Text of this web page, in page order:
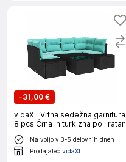
-31,00 €
vidaXL Vrtna sedežna garnitura
8 pcs Črna in turkizna poli ratan
Na voljo v 3-5 delovnih dneh
Prodajalec vidaXL